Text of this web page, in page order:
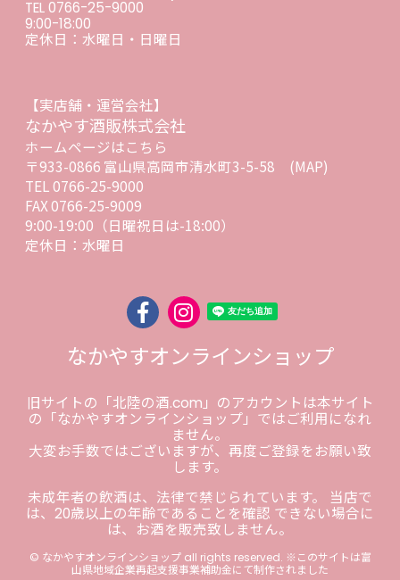
TEL 0766-25-9000
9:00-18:00
定休日：水曜日・日曜日
【実店舗・運営会社】
なかやす酒販株式会社
ホームページはこちら
〒933-0866 富山県高岡市清水町3-5-58 (MAP)
TEL 0766-25-9000
FAX 0766-25-9009
9:00-19:00（日曜祝日は-18:00）
定休日：水曜日
なかやすオンラインショップ
旧サイトの「北陸の酒.com」のアカウントは本サイト
の「なかやすオンラインショップ」ではご利用になれ
ません。
大変お手数ではございますが、再度ご登録をお願い致
します。
未成年者の飲酒は、法律で禁じられています。 当店で
は、20歳以上の年齢であることを確認 できない場合に
は、お酒を販売致しません。
© なかやすオンラインショップ all rights reserved. ※このサイトは富
山県地域企業再起支援事業補助金にて制作されました